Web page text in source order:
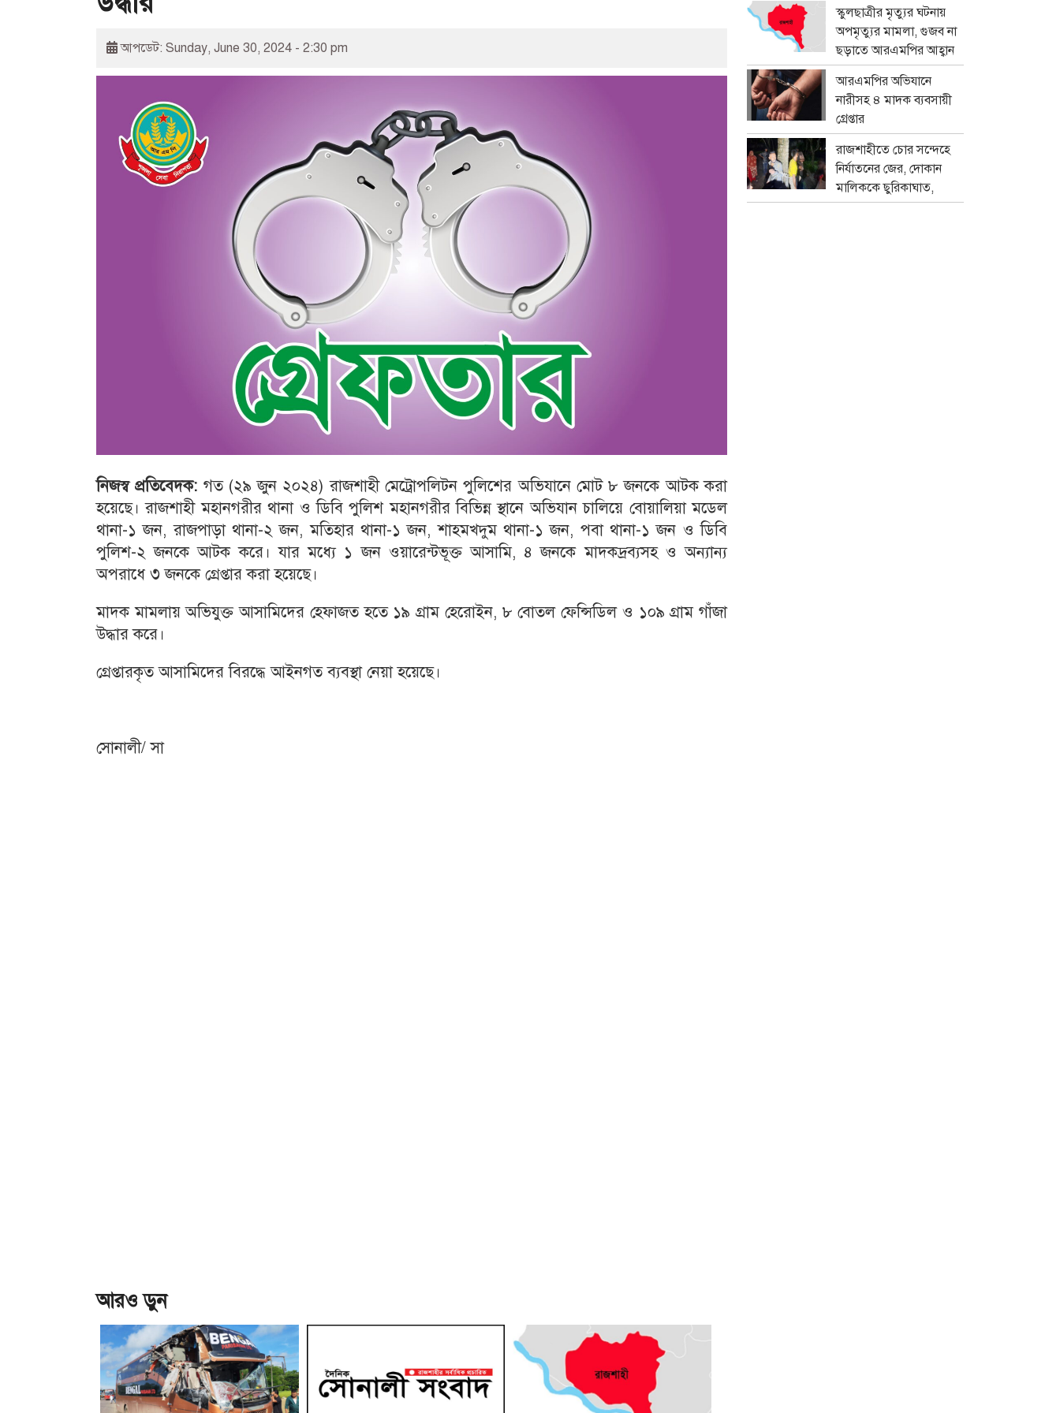
আপডেট: Sunday, June 30, 2024 - 2:30 pm
নিজস্ব প্রতিবেদক: গত (২৯ জুন ২০২৪) রাজশাহী মেট্রোপলিটন পুলিশের অভিযানে মোট ৮ জনকে আটক করা
হয়েছে। রাজশাহী মহানগরীর থানা ও ডিবি পুলিশ মহানগরীর বিভিন্ন স্থানে অভিযান চালিয়ে বোয়ালিয়া মডেল
থানা-১ জন, রাজপাড়া থানা-২ জন, মতিহার থানা-১ জন, শাহমখদুম থানা-১ জন, পবা থানা-১ জন ও ডিবি
পুলিশ-২ জনকে আটক করে। যার মধ্যে ১ জন ওয়ারেন্টভূক্ত আসামি, ৪ জনকে মাদকদ্রব্যসহ ও অন্যান্য
অপরাধে ৩ জনকে গ্রেপ্তার করা হয়েছে।
মাদক মামলায় অভিযুক্ত আসামিদের হেফাজত হতে ১৯ গ্রাম হেরোইন, ৮ বোতল ফেন্সিডিল ও ১০৯ গ্রাম গাঁজা
উদ্ধার করে।
গ্রেপ্তারকৃত আসামিদের বিরদ্ধে আইনগত ব্যবস্থা নেয়া হয়েছে।
সোনালী/ সা
আরও ড়ুন
স্কুলছাত্রীর মৃত্যুর ঘটনায়
অপমৃত্যুর মামলা, গুজব না
ছড়াতে আরএমপির আহ্বান
আরএমপির অভিযানে
নারীসহ ৪ মাদক ব্যবসায়ী
গ্রেপ্তার
রাজশাহীতে চোর সন্দেহে
নির্যাতনের জের, দোকান
মালিককে ছুরিকাঘাত,
মামলা